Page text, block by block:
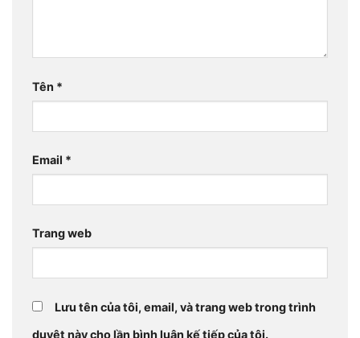
Tên *
Email *
Trang web
Lưu tên của tôi, email, và trang web trong trình
duyệt này cho lần bình luận kế tiếp của tôi.